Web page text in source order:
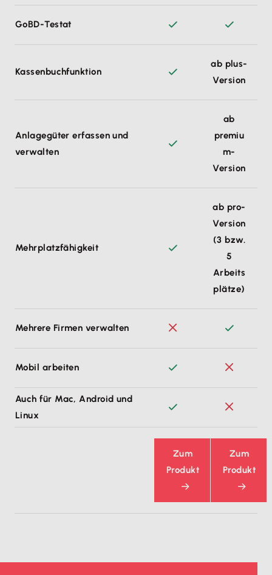
GoBD-Testat
Kassenbuchfunktion
ab plus-
Version
Anlagegüter erfassen und
verwalten
ab
premiu
m-
Version
Mehrplatzfähigkeit
ab pro-
Version
(3 bzw.
5
Arbeits
plätze)
Mehrere Firmen verwalten
Mobil arbeiten
Auch für Mac, Android und
Linux
Zum
Produkt
Zum
Produkt